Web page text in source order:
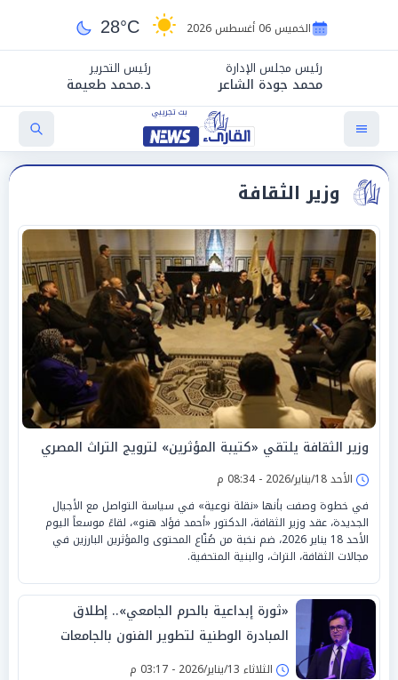
الخميس 06 أغسطس 2026 28°C
رئيس مجلس الإدارة
محمد جودة الشاعر
رئيس التحرير
د.محمد طعيمة
وزير الثقافة
وزير الثقافة يلتقي «كتيبة المؤثرين» لترويج التراث المصري
الأحد 18/يناير/2026 - 08:34 م
في خطوة وصفت بأنها «نقلة نوعية» في سياسة التواصل مع الأجيال
الجديدة، عقد وزير الثقافة، الدكتور «أحمد فؤاد هنو»، لقاءً موسعاً اليوم
الأحد 18 يناير 2026، ضم نخبة من صُنّاع المحتوى والمؤثرين البارزين في
مجالات الثقافة، التراث، والبنية المتحفية.
«ثورة إبداعية بالحرم الجامعي».. إطلاق
المبادرة الوطنية لتطوير الفنون بالجامعات
الثلاثاء 13/يناير/2026 - 03:17 م